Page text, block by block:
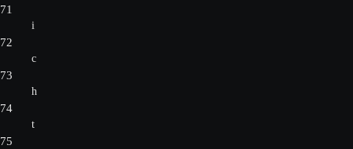
71
i
72
c
73
h
74
t
75